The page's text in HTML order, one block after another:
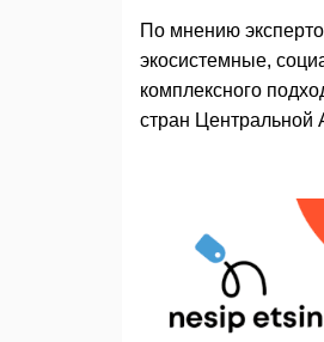
По мнению
экосистемные,
комплексного
стран Центральной